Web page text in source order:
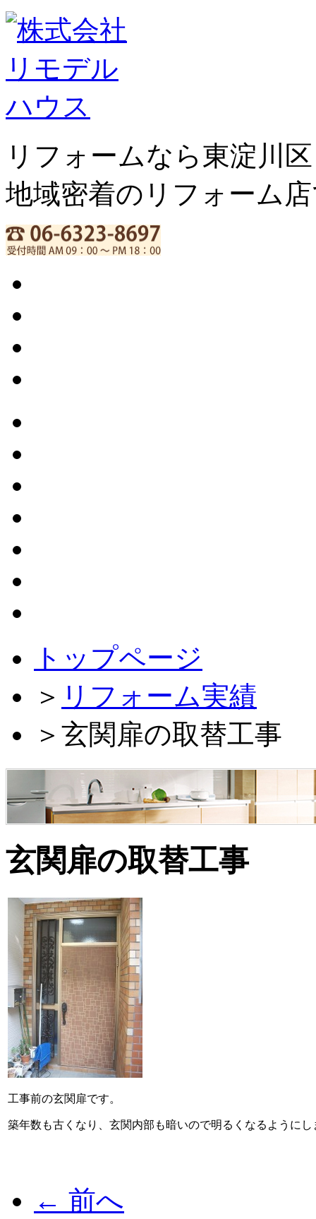
リフォームなら東淀
地域密着のリフォーム
トップページ
＞ リフォーム実績
＞ 玄関扉の取替工事
玄関扉の取替工事
工事前の玄関扉です。
築年数も古くなり、玄関内部も暗いので明るくなるようにし
← 前へ